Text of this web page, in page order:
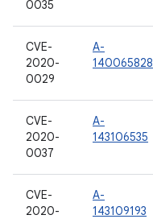
0035
CVE-
2020-
0029
A-
140065828
CVE-
2020-
0037
A-
143106535
CVE-
2020-
A-
143109193